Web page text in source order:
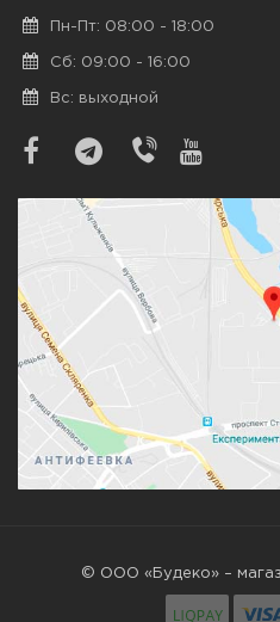
Пн-Пт: 08:00 - 18:00
Сб: 09:00 - 16:00
Вс: выходной
© ООО «Будеко» –